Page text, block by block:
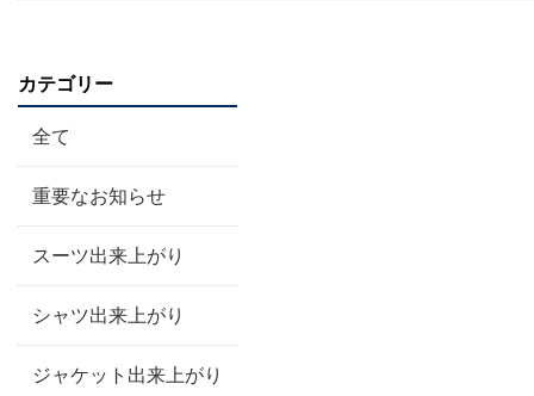
カテゴリー
全て
重要なお知らせ
スーツ出来上がり
シャツ出来上がり
ジャケット出来上がり